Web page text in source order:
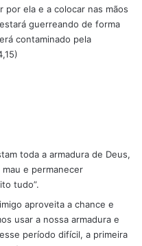
por ela e a colocar nas mãos
guerreando de forma
contaminado pela
toda a armadura de Deus,
e permanecer
tudo”.
aproveita a chance e
usar a nossa armadura e
período difícil, a primeira